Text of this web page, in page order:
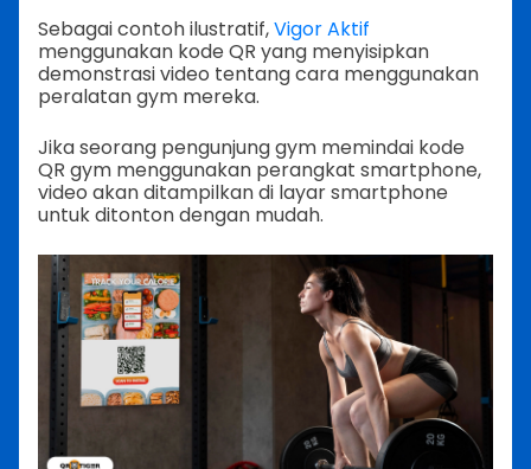
Sebagai contoh ilustratif,Vigor Aktif
menggunakan kode QR yang menyisipkan
demonstrasi video tentang cara menggunakan
peralatan gym mereka.
Jika seorang pengunjung gym memindai kode
QR gym menggunakan perangkat smartphone,
video akan ditampilkan di layar smartphone
untuk ditonton dengan mudah.